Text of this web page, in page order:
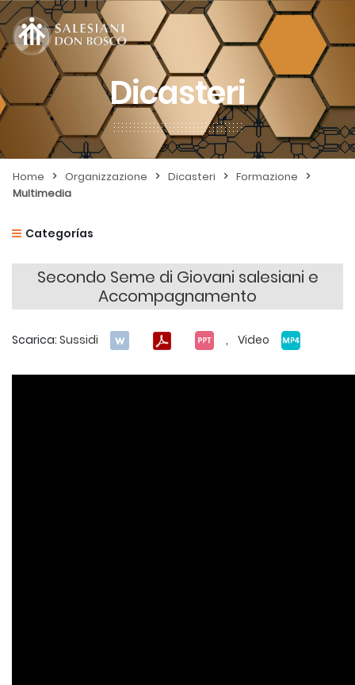
Dicasteri
Home > Organizzazione > Dicasteri > Formazione >
Multimedia
Categorías
Secondo Seme di Giovani salesiani e
Accompagnamento
Scarica: Sussidi , Video